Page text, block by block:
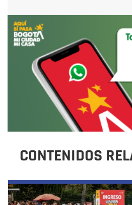
CONTENIDOS